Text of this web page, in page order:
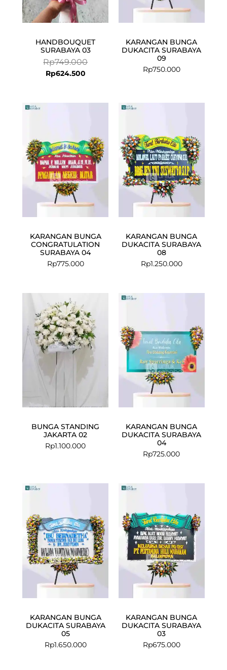
HANDBOUQUET
SURABAYA 03
Rp749.000
Rp624.500
KARANGAN BUNGA
DUKACITA SURABAYA
09
Rp750.000
KARANGAN BUNGA
CONGRATULATION
SURABAYA 04
Rp775.000
KARANGAN BUNGA
DUKACITA SURABAYA
08
Rp1.250.000
BUNGA STANDING
JAKARTA 02
Rp1.100.000
KARANGAN BUNGA
DUKACITA SURABAYA
04
Rp725.000
KARANGAN BUNGA
DUKACITA SURABAYA
05
Rp1.650.000
KARANGAN BUNGA
DUKACITA SURABAYA
03
Rp675.000